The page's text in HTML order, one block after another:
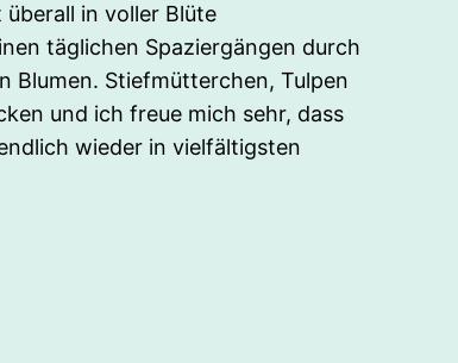
in voller Blüte
täglichen Spaziergängen durch
Blumen. Stiefmütterchen, Tulpen
und ich freue mich sehr, dass
wieder in vielfältigsten